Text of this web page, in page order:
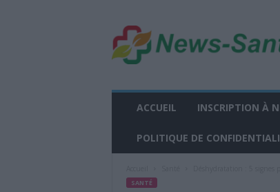
w
s
ACCUEIL INSCRIPTION À
POLITIQUE DE
SANTÉ